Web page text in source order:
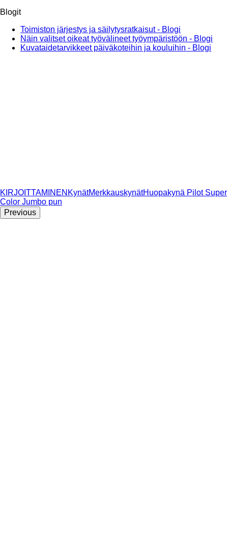
Blogit
Toimiston järjestys ja säilytysratkaisut - Blogi
Näin valitset oikeat työvälineet työympäristöön - Blogi
Kuvataidetarvikkeet päiväkoteihin ja kouluihin - Blogi
KIRJOITTAMINEN KynätMerkkauskynätHuopakynä Pilot Super
Color Jumbo pun
Previous